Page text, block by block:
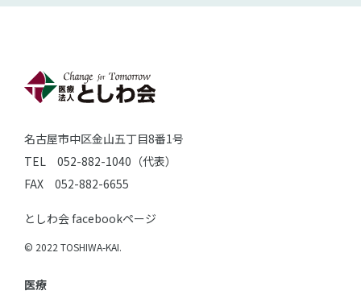
名古屋市中区金山五丁目8番1号
TEL 052-882-1040（代表）
FAX 052-882-6655
としわ会 facebookページ
© 2022 TOSHIWA-KAI.
医療